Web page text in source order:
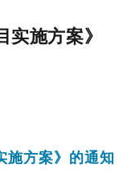
施方案》
施方案》的通知